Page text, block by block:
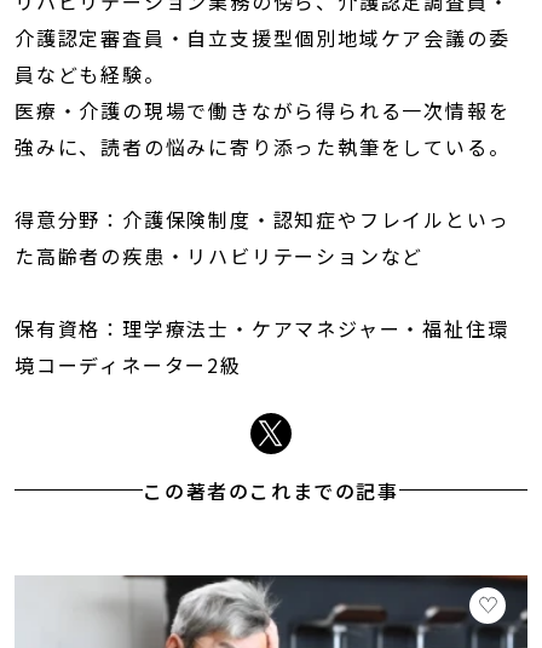
介護認定審査員・自立支援型個別地域ケア会議の委
員なども経験。
医療・介護の現場で働きながら得られる一次情報を
強みに、読者の悩みに寄り添った執筆をしている。
得意分野：介護保険制度・認知症やフレイルといっ
た高齢者の疾患・リハビリテーションなど
保有資格：理学療法士・ケアマネジャー・福祉住環
境コーディネーター2級
この著者のこれまでの記事